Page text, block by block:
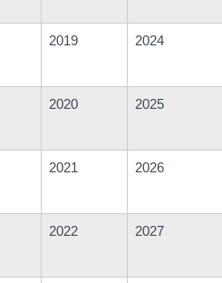
2019 2024
2020 2025
2021 2026
2022 2027